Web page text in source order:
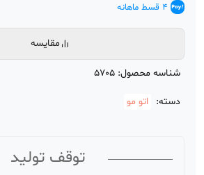
4 قسط ماهانه
مقایسه
شناسه محصول:5705
دسته: اتو مو
توقف تولید